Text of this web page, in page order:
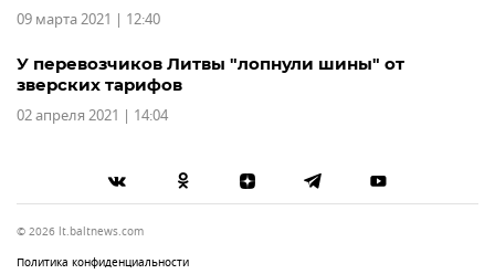
09 марта 2021 | 12:40
У перевозчиков Литвы "лопнули шины" от
зверских тарифов
02 апреля 2021 | 14:04
© 2026 lt.baltnews.com
Политика конфиденциальности